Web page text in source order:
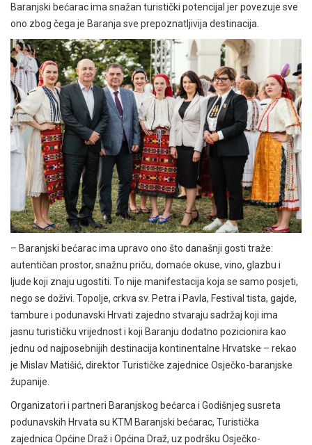
Baranjski bećarac ima snažan turistički potencijal jer povezuje sve
ono zbog čega je Baranja sve prepoznatljivija destinacija.
– Baranjski bećarac ima upravo ono što današnji gosti traže:
autentičan prostor, snažnu priču, domaće okuse, vino, glazbu i
ljude koji znaju ugostiti. To nije manifestacija koja se samo posjeti,
nego se doživi. Topolje, crkva sv. Petra i Pavla, Festival tista, gajde,
tambure i podunavski Hrvati zajedno stvaraju sadržaj koji ima
jasnu turističku vrijednost i koji Baranju dodatno pozicionira kao
jednu od najposebnijih destinacija kontinentalne Hrvatske – rekao
je Mislav Matišić, direktor Turističke zajednice Osječko-baranjske
županije.
Organizatori i partneri Baranjskog bećarca i Godišnjeg susreta
podunavskih Hrvata su KTM Baranjski bećarac, Turistička
zajednica Općine Draž i Općina Draž, uz podršku Osječko-